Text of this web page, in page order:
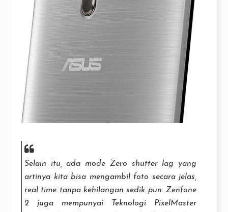
Selain itu, ada mode Zero shutter lag yang
artinya kita bisa mengambil foto secara jelas,
real time tanpa kehilangan sedik pun. Zenfone
2 juga mempunyai Teknologi PixelMaster